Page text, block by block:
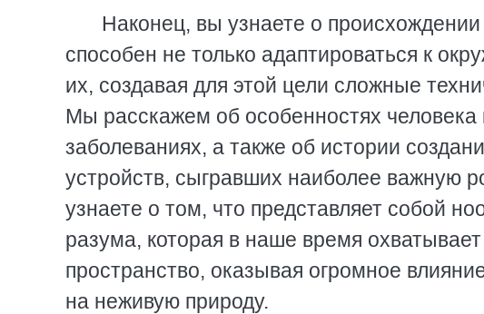
Наконец, вы узнаете о
способен не только адаптироваться к
их, создавая для этой цели сложные
Мы расскажем об особенностях человека
заболеваниях, а также об истории
устройств, сыгравших наиболее важную
узнаете о том, что представляет собой
разума, которая в наше время
пространство, оказывая огромное
на неживую природу.